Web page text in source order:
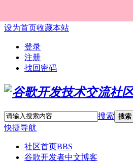
设为首页收藏本站
登录
注册
找回密码
搜索 搜索
快捷导航
社区首页BBS
谷歌开发者中文博客